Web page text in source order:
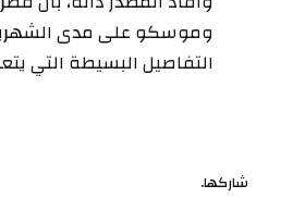
وموسكو على مدى
التفاصيل البسيطة التي
شاركها.